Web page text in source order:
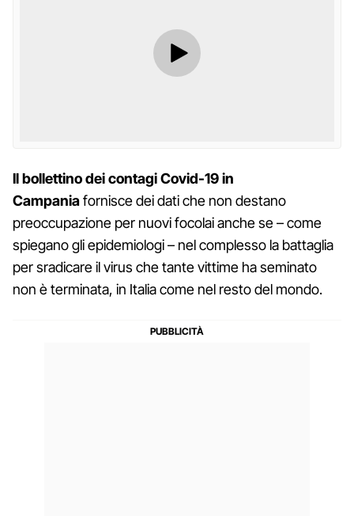
Il bollettino dei contagi Covid-19 in
Campaniafornisce dei dati che non destano
preoccupazione per nuovi focolai anche se – come
spiegano gli epidemiologi – nel complesso la battaglia
per sradicare il virus che tante vittime ha seminato
non è terminata, in Italia come nel resto del mondo.